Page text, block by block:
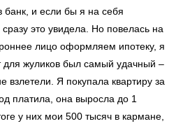
банк, и если бы я на себя
это увидела. Но повелась на
лицо оформляем ипотеку, я
для жуликов был самый удачный –
взлетели. Я покупала квартиру за
платила, она выросла до 1
у них мои 500 тысяч в кармане,